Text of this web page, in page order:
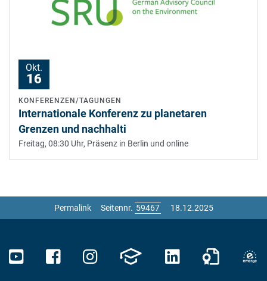
Okt.
16
KONFERENZEN/TAGUNGEN
Internationale Konferenz zu planetaren
Grenzen und nachhalti
Freitag, 08:30 Uhr, Präsenz in Berlin und online
Permalink Seitennr. 18.12.2025